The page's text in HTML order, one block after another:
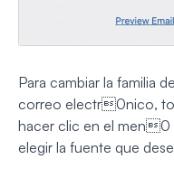
Para cambiar la familia
correo electr0nico,
hacer clic en el men0
elegir la fuente que